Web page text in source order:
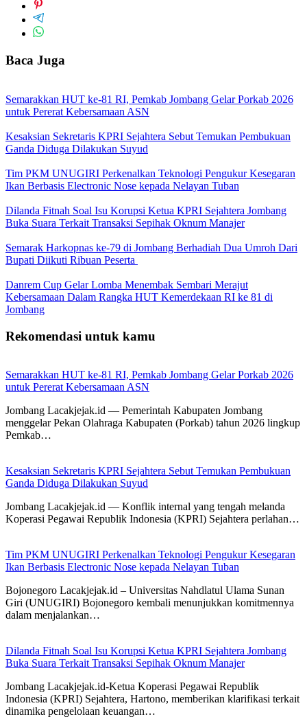
Baca Juga
Semarakkan HUT ke-81 RI, Pemkab Jombang Gelar Porkab 2026
untuk Pererat Kebersamaan ASN
Kesaksian Sekretaris KPRI Sejahtera Sebut Temukan Pembukuan
Ganda Diduga Dilakukan Suyud
Tim PKM UNUGIRI Perkenalkan Teknologi Pengukur Kesegaran
Ikan Berbasis Electronic Nose kepada Nelayan Tuban
Dilanda Fitnah Soal Isu Korupsi Ketua KPRI Sejahtera Jombang
Buka Suara Terkait Transaksi Sepihak Oknum Manajer
Semarak Harkopnas ke-79 di Jombang Berhadiah Dua Umroh Dari
Bupati Diikuti Ribuan Peserta
Danrem Cup Gelar Lomba Menembak Sembari Merajut
Kebersamaan Dalam Rangka HUT Kemerdekaan RI ke 81 di
Jombang
Rekomendasi untuk kamu
Semarakkan HUT ke-81 RI, Pemkab Jombang Gelar Porkab 2026
untuk Pererat Kebersamaan ASN
Jombang Lacakjejak.id — Pemerintah Kabupaten Jombang
menggelar Pekan Olahraga Kabupaten (Porkab) tahun 2026 lingkup
Pemkab…
Kesaksian Sekretaris KPRI Sejahtera Sebut Temukan Pembukuan
Ganda Diduga Dilakukan Suyud
Jombang Lacakjejak.id — Konflik internal yang tengah melanda
Koperasi Pegawai Republik Indonesia (KPRI) Sejahtera perlahan…
Tim PKM UNUGIRI Perkenalkan Teknologi Pengukur Kesegaran
Ikan Berbasis Electronic Nose kepada Nelayan Tuban
Bojonegoro Lacakjejak.id – Universitas Nahdlatul Ulama Sunan
Giri (UNUGIRI) Bojonegoro kembali menunjukkan komitmennya
dalam menjalankan…
Dilanda Fitnah Soal Isu Korupsi Ketua KPRI Sejahtera Jombang
Buka Suara Terkait Transaksi Sepihak Oknum Manajer
Jombang Lacakjejak.id-Ketua Koperasi Pegawai Republik
Indonesia (KPRI) Sejahtera, Hartono, memberikan klarifikasi terkait
dinamika pengelolaan keuangan…